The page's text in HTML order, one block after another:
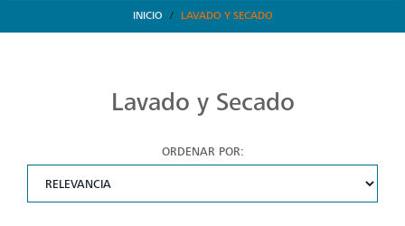
INICIO LAVADO Y SECADO
Lavado y Secado
ORDENAR POR: